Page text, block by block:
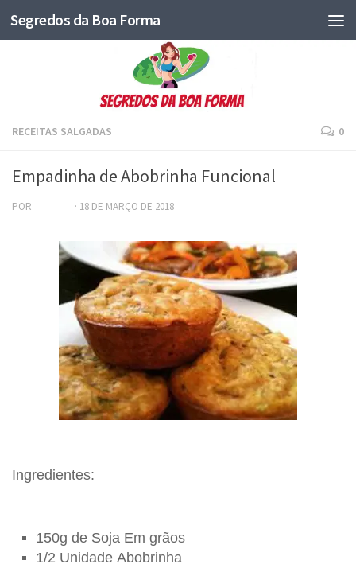
Segredos da Boa Forma
RECEITAS SALGADAS 0
Empadinha de Abobrinha Funcional
POR · 18 DE MARÇO DE 2018
Ingredientes:
150g de Soja Em grãos
1/2 Unidade Abobrinha